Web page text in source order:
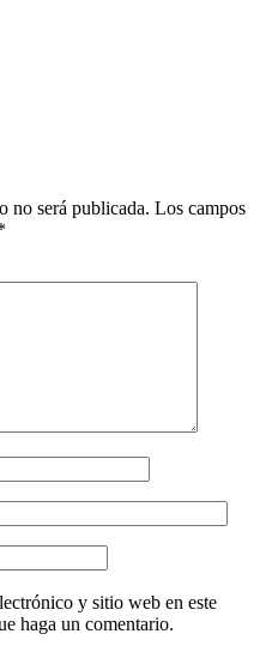
no será publicada. Los campos
y sitio web en este
haga un comentario.